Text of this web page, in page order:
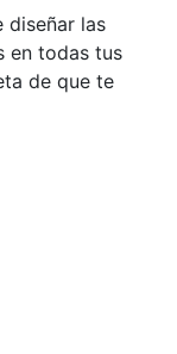
diseñar las
en todas tus
de que te